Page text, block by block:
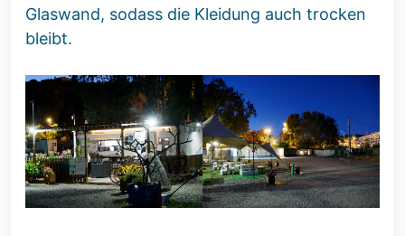
Glaswand, sodass die Kleidung auch trocken
bleibt.